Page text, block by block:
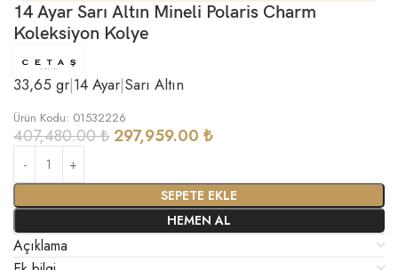
14 Ayar Sarı Altın Mineli Polaris Charm
Koleksiyon Kolye
33,65 gr|14 Ayar|Sarı Altın
Ürün Kodu: 01532226
407,480.00₺297,959.00 ₺
SEPETE EKLE
HEMEN AL
Açıklama